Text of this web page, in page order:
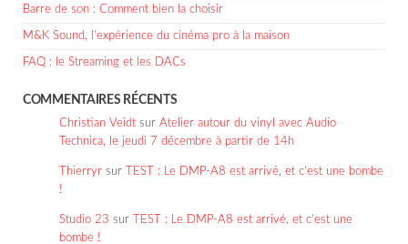
Barre de son : Comment bien la choisir
M&K Sound, l’expérience du cinéma pro à la maison
FAQ : le Streaming et les DACs
COMMENTAIRES RÉCENTS
Christian Veidt sur Atelier autour du vinyl avec Audio
Technica, le jeudi 7 décembre à partir de 14h
Thierryr sur
TEST : Le DMP-A8 est arrivé, et c’est une bombe
!
Studio 23 sur
TEST : Le DMP-A8 est arrivé, et c’est une
bombe !